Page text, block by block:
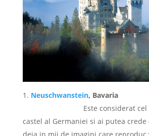
Neuschwanstein,
Este considerat
castel al Germaniei si ai putea crede